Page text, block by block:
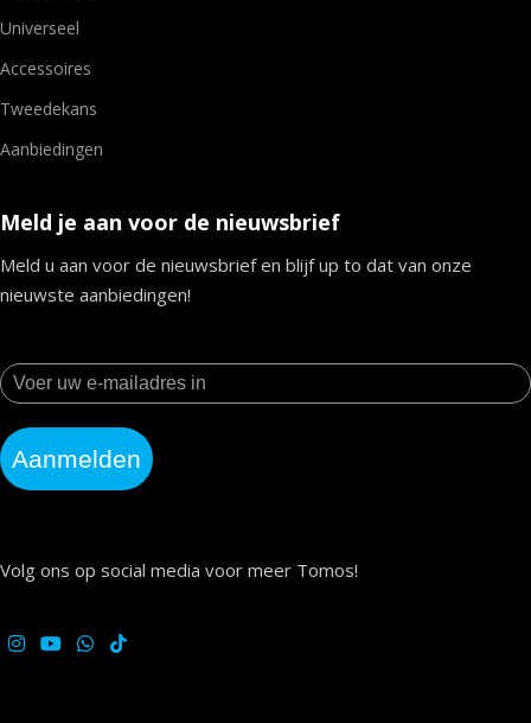
Universeel
Accessoires
Tweedekans
Aanbiedingen
Meld je aan voor de nieuwsbrief
Meld u aan voor de nieuwsbrief en blijf up to dat van onze
nieuwste aanbiedingen!
Aanmelden
Volg ons op social media voor meer Tomos!